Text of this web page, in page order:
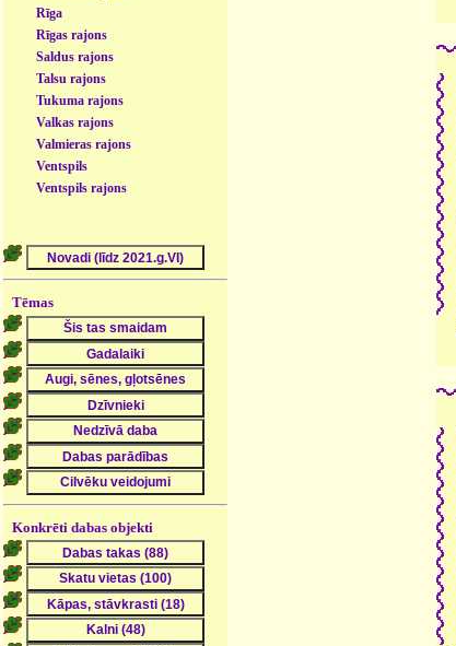
Rīga
Rīgas rajons
Saldus rajons
Talsu rajons
Tukuma rajons
Valkas rajons
Valmieras rajons
Ventspils
Ventspils rajons
Tēmas
Konkrēti dabas objekti